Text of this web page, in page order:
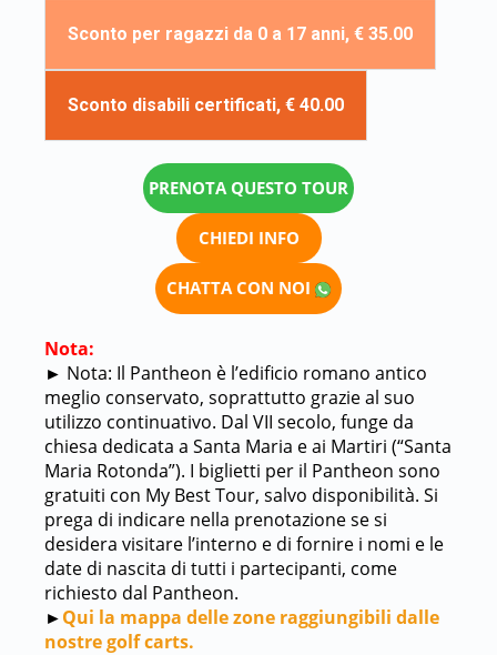
Sconto per ragazzi da 0 a 17 anni, € 35.00
Sconto disabili certificati, € 40.00
PRENOTA QUESTO TOUR
CHIEDI INFO
CHATTA CON NOI
Nota:
► Nota: Il Pantheon è l’edificio romano antico
meglio conservato, soprattutto grazie al suo
utilizzo continuativo. Dal VII secolo, funge da
chiesa dedicata a Santa Maria e ai Martiri (“Santa
Maria Rotonda”). I biglietti per il Pantheon sono
gratuiti con My Best Tour, salvo disponibilità. Si
prega di indicare nella prenotazione se si
desidera visitare l’interno e di fornire i nomi e le
date di nascita di tutti i partecipanti, come
richiesto dal Pantheon.
►Qui la mappa delle zone raggiungibili dalle
nostre golf carts.